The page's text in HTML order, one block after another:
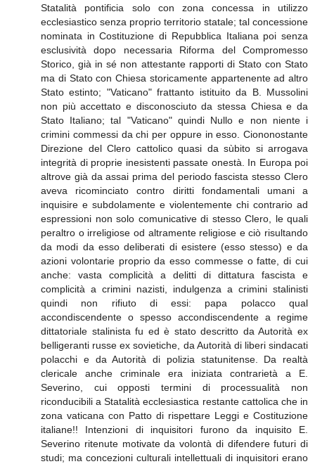
Statalità pontificia solo con zona concessa in utilizzo
ecclesiastico senza proprio territorio statale; tal concessione
nominata in Costituzione di Repubblica Italiana poi senza
esclusività dopo necessaria Riforma del Compromesso
Storico, già in sé non attestante rapporti di Stato con Stato
ma di Stato con Chiesa storicamente appartenente ad altro
Stato estinto; "Vaticano" frattanto istituito da B. Mussolini
non più accettato e disconosciuto da stessa Chiesa e da
Stato Italiano; tal "Vaticano" quindi Nullo e non niente i
crimini commessi da chi per oppure in esso. Ciononostante
Direzione del Clero cattolico quasi da sùbito si arrogava
integrità di proprie inesistenti passate onestà. In Europa poi
altrove già da assai prima del periodo fascista stesso Clero
aveva ricominciato contro diritti fondamentali umani a
inquisire e subdolamente e violentemente chi contrario ad
espressioni non solo comunicative di stesso Clero, le quali
peraltro o irreligiose od altramente religiose e ciò risultando
da modi da esso deliberati di esistere (esso stesso) e da
azioni volontarie proprio da esso commesse o fatte, di cui
anche: vasta complicità a delitti di dittatura fascista e
complicità a crimini nazisti, indulgenza a crimini stalinisti
quindi non rifiuto di essi: papa polacco qual
accondiscendente o spesso accondiscendente a regime
dittatoriale stalinista fu ed è stato descritto da Autorità ex
belligeranti russe ex sovietiche, da Autorità di liberi sindacati
polacchi e da Autorità di polizia statunitense. Da realtà
clericale anche criminale era iniziata contrarietà a E.
Severino, cui opposti termini di processualità non
riconducibili a Statalità ecclesiastica restante cattolica che in
zona vaticana con Patto di rispettare Leggi e Costituzione
italiane!! Intenzioni di inquisitori furono da inquisito E.
Severino ritenute motivate da volontà di difendere futuri di
studi; ma concezioni culturali intellettuali di inquisitori erano